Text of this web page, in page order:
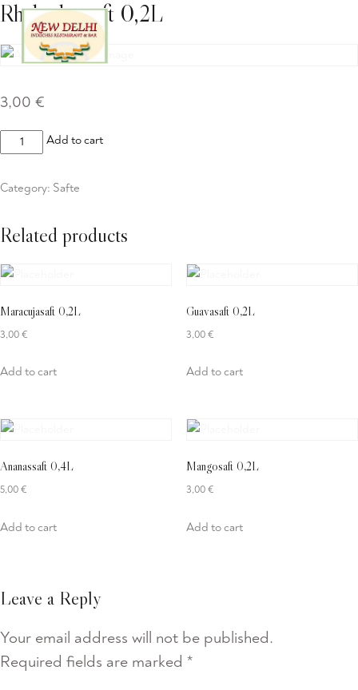
Rhabarbersaft 0,2L
3,00 €
Rhabarbersaft
quantity
Add to cart
Category: Safte
Related products
Maracujasaft 0,2L
3,00€
Add to cart
Guavasaft 0,2L
3,00€
Add to cart
Ananassaft 0,4L
5,00€
Add to cart
Mangosaft 0,2L
3,00€
Add to cart
Leave a Reply
Your email address will not be published.
Required fields are marked *